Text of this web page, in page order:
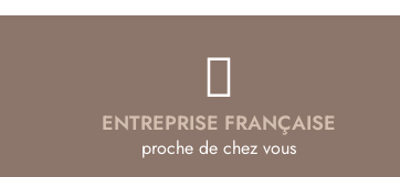
ENTREPRISE FRANÇAISE
proche de chez vous